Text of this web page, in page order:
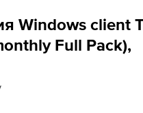
Windows client
Full Pack),